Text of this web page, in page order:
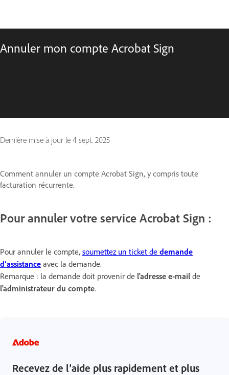
Annuler mon compte Acrobat Sign
Dernière mise à jour le 4 sept. 2025
Comment annuler un compte Acrobat Sign, y compris toute
facturation récurrente.
Pour annuler votre service Acrobat Sign :
Pour annuler le compte, soumettez un ticket de demande
d’assistance avec la demande.
Remarque : la demande doit provenir de l'adresse e-mail de
l'administrateur du compte.
Recevez de l’aide plus rapidement et plus